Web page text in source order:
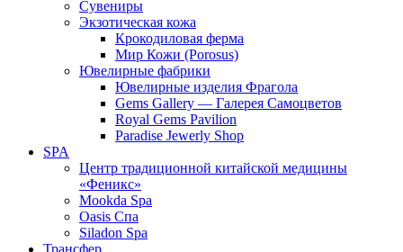
Сувениры
Экзотическая кожа
Крокодиловая ферма
Мир Кожи (Porosus)
Ювелирные фабрики
Ювелирные изделия Фрагола
Gems Gallery — Галерея Самоцветов
Royal Gems Pavilion
Paradise Jewerly Shop
SPA
Центр традиционной китайской медицины
«Феникс»
Mookda Spa
Oasis Спа
Siladon Spa
Трансфер